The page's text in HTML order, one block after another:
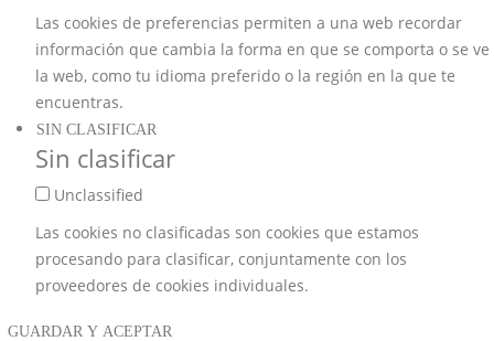
Las cookies de preferencias permiten a una web recordar
información que cambia la forma en que se comporta o se ve
la web, como tu idioma preferido o la región en la que te
encuentras.
SIN CLASIFICAR
Sin clasificar
Unclassified
Las cookies no clasificadas son cookies que estamos
procesando para clasificar, conjuntamente con los
proveedores de cookies individuales.
GUARDAR Y ACEPTAR